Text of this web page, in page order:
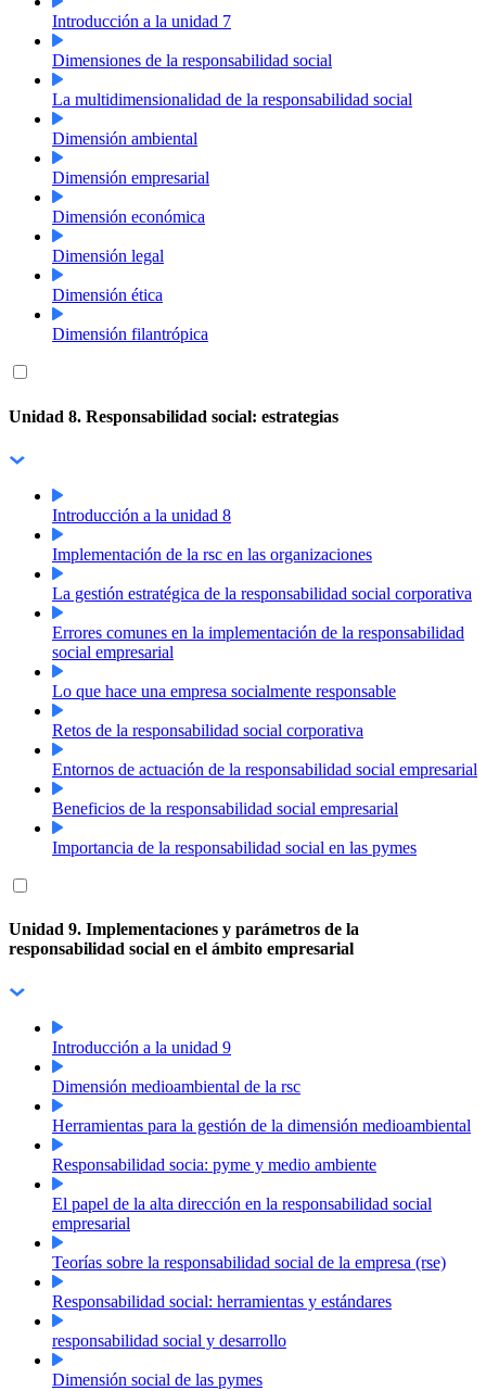
Introducción a la unidad 7
Dimensiones de la responsabilidad social
La multidimensionalidad de la responsabilidad social
Dimensión ambiental
Dimensión empresarial
Dimensión económica
Dimensión legal
Dimensión ética
Dimensión filantrópica
Unidad 8. Responsabilidad social: estrategias
Introducción a la unidad 8
Implementación de la rsc en las organizaciones
La gestión estratégica de la responsabilidad social corporativa
Errores comunes en la implementación de la responsabilidad
social empresarial
Lo que hace una empresa socialmente responsable
Retos de la responsabilidad social corporativa
Entornos de actuación de la responsabilidad social empresarial
Beneficios de la responsabilidad social empresarial
Importancia de la responsabilidad social en las pymes
Unidad 9. Implementaciones y parámetros de la
responsabilidad social en el ámbito empresarial
Introducción a la unidad 9
Dimensión medioambiental de la rsc
Herramientas para la gestión de la dimensión medioambiental
Responsabilidad socia: pyme y medio ambiente
El papel de la alta dirección en la responsabilidad social
empresarial
Teorías sobre la responsabilidad social de la empresa (rse)
Responsabilidad social: herramientas y estándares
responsabilidad social y desarrollo
Dimensión social de las pymes